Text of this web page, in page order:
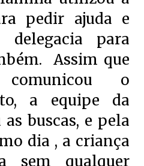
pedir ajuda e
delegacia para
Assim que
o
a equipe da
buscas, e pela
dia , a criança
sem qualquer